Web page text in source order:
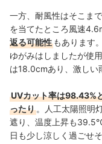
一方、耐風性はそこま
を当てたところ風速
返る可能性 もあります
ゆがみはしましたが使
は18.0cmあり、激しい
UVカット率は98.43%
ったり 。人工太陽照明
遮り、温度上昇も
日も少し涼しく過ごせそ